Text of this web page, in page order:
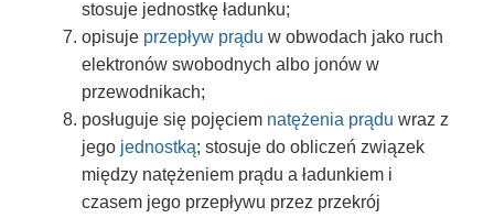
stosuje jednostkę ładunku;
opisuje przepływ prądu w obwodach jako ruch
elektronów swobodnych albo jonów w
przewodnikach;
posługuje się pojęciem natężenia prądu wraz z
jego jednostką; stosuje do obliczeń związek
między natężeniem prądu a ładunkiem i
czasem jego przepływu przez przekrój